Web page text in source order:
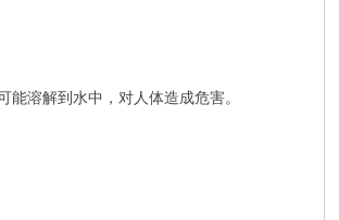
溶解到水中，对人体造成危害。